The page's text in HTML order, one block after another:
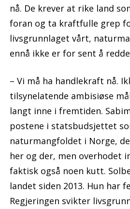
nå. De krever at rike land
foran og ta kraftfulle grep
livsgrunnlaget vårt,
ennå ikke er for sent å
– Vi må ha handlekraft nå.
tilsynelatende ambisiøse
langt inne i fremtiden.
postene i statsbudsjettet
naturmangfoldet i Norge,
her og der, men overhodet
faktisk også noen kutt.
landet siden 2013. Hun har
Regjeringen svikter